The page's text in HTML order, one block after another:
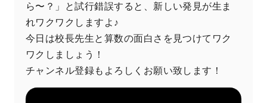
ら〜？」と試行錯誤すると、新しい発見が生ま
れワクワクしますよ♪
今日は校長先生と算数の面白さを見つけてワク
ワクしましょう！
チャンネル登録もよろしくお願い致します！